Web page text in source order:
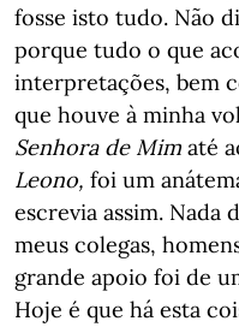
fosse isto tudo. Não
porque tudo o que
interpretações, bem
que houve à minha
Senhora de Mim até
Leono, foi um
escrevia assim. Nada
meus colegas,
grande apoio foi de
Hoje é que há esta